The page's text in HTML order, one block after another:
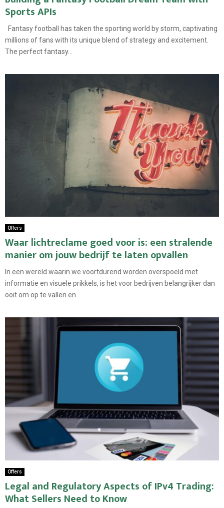
Sports APIs
Fantasy football has taken the sporting world by storm, captivating
millions of fans with its unique blend of strategy and excitement.
The perfect fantasy...
Offers
Waar lichtreclame goed voor is: een stralende
manier om jouw bedrijf te laten opvallen
In een wereld waarin we voortdurend worden overspoeld met
informatie en visuele prikkels, is het voor bedrijven belangrijker dan
ooit om op te vallen en...
Offers
Legal and Regulatory Aspects of IPv4 Trading:
What Sellers Need to Know